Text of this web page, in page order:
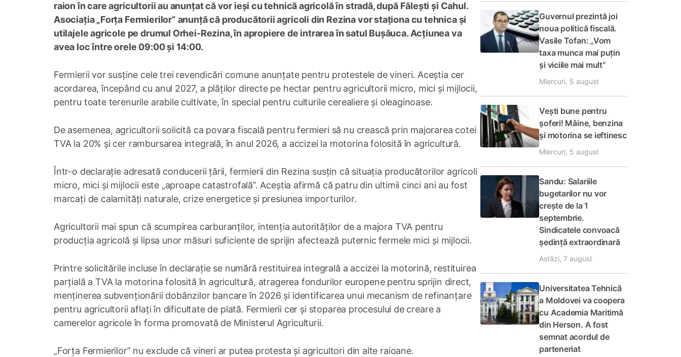
raion în care agricultorii au anunțat că vor ieși cu tehnică agricolă în stradă, după Fălești și Cahul.
Asociația „Forța Fermierilor” anunță că producătorii agricoli din Rezina vor staționa cu tehnica și
utilajele agricole pe drumul Orhei-Rezina, în apropiere de intrarea în satul Bușăuca. Acțiunea va
avea loc între orele 09:00 și 14:00.
Fermierii vor susține cele trei revendicări comune anunțate pentru protestele de vineri. Aceștia cer
acordarea, începând cu anul 2027, a plăților directe pe hectar pentru agricultorii micro, mici și mijlocii,
pentru toate terenurile arabile cultivate, în special pentru culturile cerealiere și oleaginoase.
De asemenea, agricultorii solicită ca povara fiscală pentru fermieri să nu crească prin majorarea cotei
TVA la 20% și cer rambursarea integrală, în anul 2026, a accizei la motorina folosită în agricultură.
Într-o declarație adresată conducerii țării, fermierii din Rezina susțin că situația producătorilor agricoli
micro, mici și mijlocii este „aproape catastrofală”. Aceștia afirmă că patru din ultimii cinci ani au fost
marcați de calamități naturale, crize energetice și presiunea importurilor.
Agricultorii mai spun că scumpirea carburanților, intenția autorităților de a majora TVA pentru
producția agricolă și lipsa unor măsuri suficiente de sprijin afectează puternic fermele mici și mijlocii.
Printre solicitările incluse în declarație se numără restituirea integrală a accizei la motorină, restituirea
parțială a TVA la motorina folosită în agricultură, atragerea fondurilor europene pentru sprijin direct,
menținerea subvenționării dobânzilor bancare în 2026 și identificarea unui mecanism de refinanțare
pentru agricultorii aflați în dificultate de plată. Fermierii cer și stoparea procesului de creare a
camerelor agricole în forma promovată de Ministerul Agriculturii.
„Forța Fermierilor” nu exclude că vineri ar putea protesta și agricultori din alte raioane.
Guvernul prezintă joi
noua politică fiscală.
Vasile Tofan: „Vom
taxa munca mai puțin
și viciile mai mult”
Miercuri, 5 august
Vești bune pentru
șoferi! Mâine, benzina
și motorina se ieftinesc
Miercuri, 5 august
Sandu: Salariile
bugetarilor nu vor
crește de la 1
septembrie.
Sindicatele convoacă
ședință extraordinară
Astăzi, 7 august
Universitatea Tehnică
a Moldovei va coopera
cu Academia Maritimă
din Herson. A fost
semnat acordul de
parteneriat